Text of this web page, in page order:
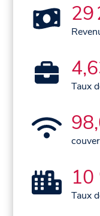
29
Taux
10
Taux